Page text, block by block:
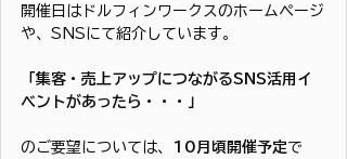
開催日はドルフィンワークスのホームページ
や、SNSにて紹介しています。
「集客・売上アップにつながるSNS活用イ
ベントがあったら・・・」
のご要望については、 10月頃開催予定で